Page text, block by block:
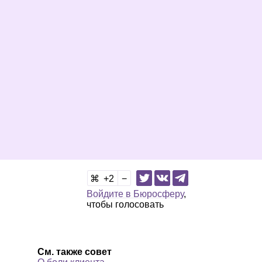
2
Войдите в Бюросферу,
чтобы голосовать
См. также совет